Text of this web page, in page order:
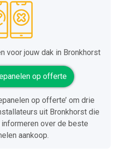
voor jouw dak in Bronkhorst
op offerte
op offerte’ om drie
uit Bronkhorst die
over de beste
aankoop.